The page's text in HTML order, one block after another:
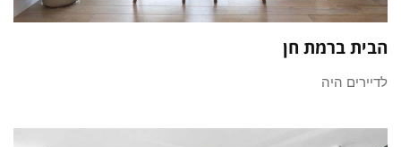
הבית ברמת חן
לדיירים היה